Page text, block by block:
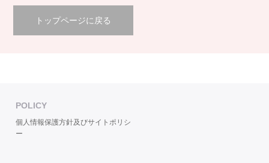
トップページに戻る
POLICY
個人情報保護方針及びサイトポリシ
ー